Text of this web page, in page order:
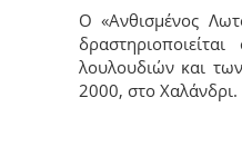
Ο «Ανθισμένος
λουλουδιών και
2000, στο Χαλάνδρι.